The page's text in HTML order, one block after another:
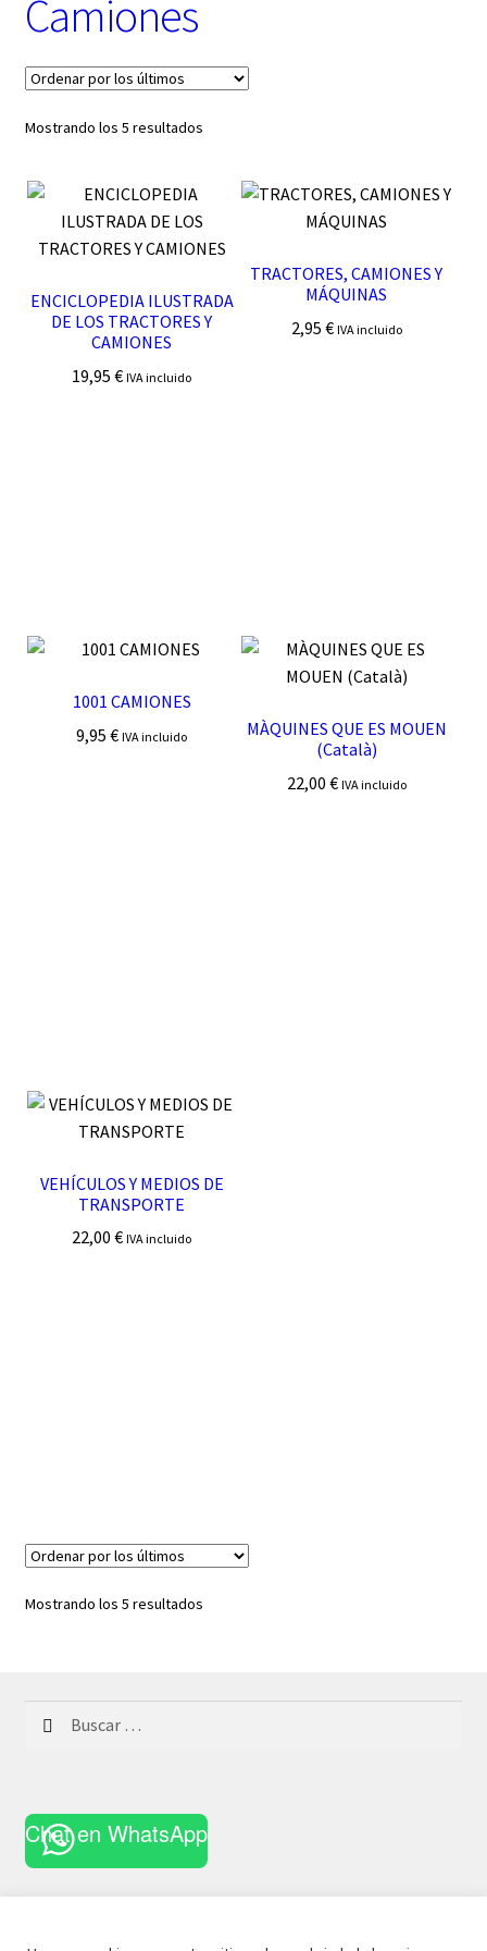
e
o
í
Camiones
Mostrando los 5 resultadosOrdenado
últimos
ENCICLOPEDIA ILUSTRADA
DE LOS TRACTORES Y
CAMIONES
19,95€ IVA incluido
TRACTORES, CAMIONES Y
MÁQUINAS
2,95 € IVA incluido
1001 CAMIONES
9,95€ IVA incluido
MÀQUINES QUE ES MOUEN
(Català)
22,00 € IVA incluido
VEHÍCULOS Y MEDIOS DE
TRANSPORTE
22,00€ IVA incluido
Mostrando los 5 resultadosOrdenado
Chat en WhatsApp